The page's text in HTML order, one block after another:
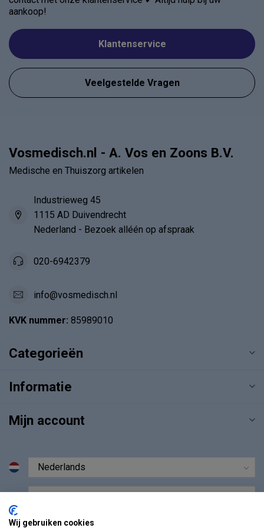
aankoop!
Klantenservice
Veelgestelde Vragen
Vosmedisch.nl - A. Vos en Zoons B.V.
Medische en Thuiszorg artikelen
Industrieweg 45
1115 AD Duivendrecht
Nederland - Bezoek alléén op afspraak
020-6942379
info@vosmedisch.nl
KVK nummer: 85989010
Categorieën
Informatie
Mijn account
Wij gebruiken cookies